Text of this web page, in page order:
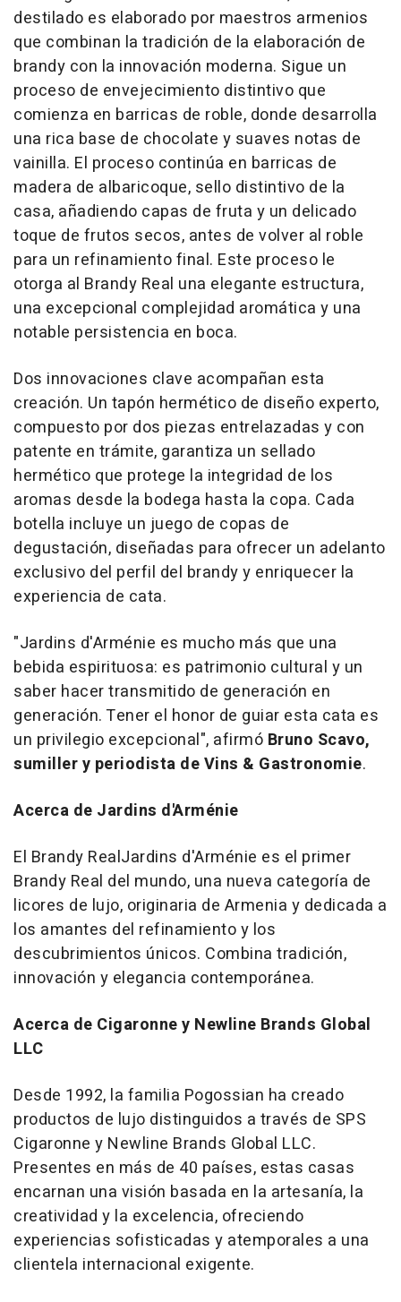
destilado es elaborado por maestros armenios
que combinan la tradición de la elaboración de
brandy con la innovación moderna. Sigue un
proceso de envejecimiento distintivo que
comienza en barricas de roble, donde desarrolla
una rica base de chocolate y suaves notas de
vainilla. El proceso continúa en barricas de
madera de albaricoque, sello distintivo de la
casa, añadiendo capas de fruta y un delicado
toque de frutos secos, antes de volver al roble
para un refinamiento final. Este proceso le
otorga al Brandy Real una elegante estructura,
una excepcional complejidad aromática y una
notable persistencia en boca.
Dos innovaciones clave acompañan esta
creación. Un tapón hermético de diseño experto,
compuesto por dos piezas entrelazadas y con
patente en trámite, garantiza un sellado
hermético que protege la integridad de los
aromas desde la bodega hasta la copa. Cada
botella incluye un juego de copas de
degustación, diseñadas para ofrecer un adelanto
exclusivo del perfil del brandy y enriquecer la
experiencia de cata.
"Jardins d'Arménie es mucho más que una
bebida espirituosa: es patrimonio cultural y un
saber hacer transmitido de generación en
generación. Tener el honor de guiar esta cata es
un privilegio excepcional", afirmó Bruno Scavo,
sumiller y periodista de Vins & Gastronomie.
Acerca de Jardins d'Arménie
El Brandy RealJardins d'Arménie es el primer
Brandy Real del mundo, una nueva categoría de
licores de lujo, originaria de Armenia y dedicada a
los amantes del refinamiento y los
descubrimientos únicos. Combina tradición,
innovación y elegancia contemporánea.
Acerca de Cigaronne y Newline Brands Global
LLC
Desde 1992, la familia Pogossian ha creado
productos de lujo distinguidos a través de SPS
Cigaronne y Newline Brands Global LLC.
Presentes en más de 40 países, estas casas
encarnan una visión basada en la artesanía, la
creatividad y la excelencia, ofreciendo
experiencias sofisticadas y atemporales a una
clientela internacional exigente.